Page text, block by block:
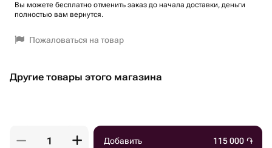
Вы можете бесплатно отменить заказ до начала доставки, деньги
полностью вам вернутся.
Пожаловаться на товар
Другие товары этого магазина
Добавить 115 000 ֏